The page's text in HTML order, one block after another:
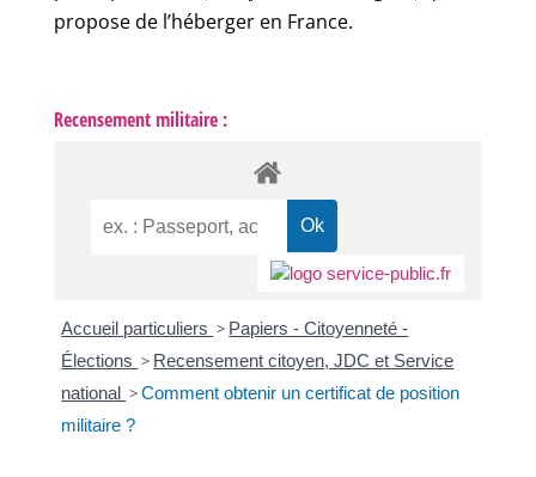
propose de l’héberger en France.
Recensement militaire :
Accueil particuliers > Papiers - Citoyenneté -
Élections > Recensement citoyen, JDC et Service
national >Comment obtenir un certificat de position
militaire ?